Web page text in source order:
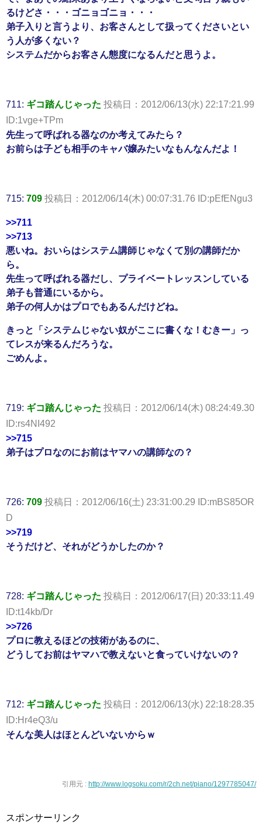
るけどさ・・・ゴニョゴニョ・・・
弟子入りと言うより、お客さんとして扱ってくださいとい
う人が多くない？
システムだからお客さん態度になるんだと思うよ。
711: ギコ踏んじゃった 投稿日：2012/06/13(水) 22:17:21.99
ID:1vge+TPm
先生って呼ばれる器なのか考えてみたら？
お前らは子ども相手のキャバ嬢みたいなもんなんだよ！
715: 709 投稿日：2012/06/14(木) 00:07:31.76 ID:pEfENgu3
>>711
>>713
悪いね。おいらはシステム講師じゃなくて別の講師だか
ら。
先生って呼ばれる器だし、プライベートレッスンしている
弟子も普通にいるから。
弟子の何人かはプロでもあるんだけどね。
きっと「システムじゃない奴がここに書くな！むきー」っ
てレスが来るんだろうな。
ごめんよ。
719: ギコ踏んじゃった 投稿日：2012/06/14(木) 08:24:49.30
ID:rs4NI492
>>715
弟子はプロなのにお前はヤマハの講師なの？
726: 709 投稿日：2012/06/16(土) 23:31:00.29 ID:mBS85OR
D
>>719
そうだけど、それがどうかしたのか？
728: ギコ踏んじゃった 投稿日：2012/06/17(日) 20:33:11.49
ID:t14kb/Dr
>>726
プロに教えるほどの技術があるのに、
どうしてお前はヤマハで教えないと食っていけないの？
712: ギコ踏んじゃった 投稿日：2012/06/13(水) 22:18:28.35
ID:Hr4eQ3/u
そんな美人はほとんどいないからｗ
引用元 : http://www.logsoku.com/r/2ch.net/piano/1297785047/
スポンサーリンク